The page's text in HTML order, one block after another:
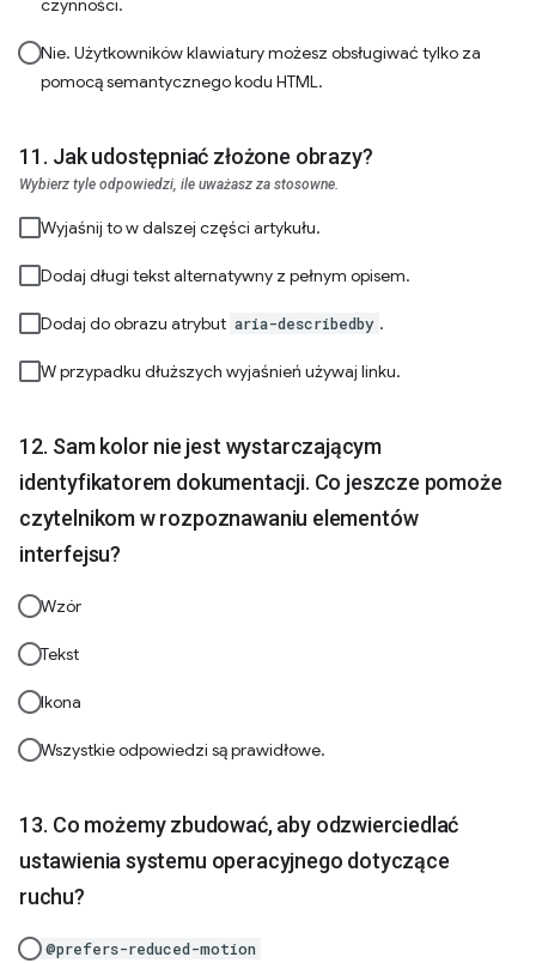
czynności.
Nie. Użytkowników klawiatury możesz obsługiwać tylko za
pomocą semantycznego kodu HTML.
Jak udostępniać złożone obrazy?
Wybierz tyle odpowiedzi, ile uważasz za stosowne.
Wyjaśnij to w dalszej części artykułu.
Dodaj długi tekst alternatywny z pełnym opisem.
Dodaj do obrazu atrybut aria-describedby .
W przypadku dłuższych wyjaśnień używaj linku.
Sam kolor nie jest wystarczającym
identyfikatorem dokumentacji. Co jeszcze pomoże
czytelnikom w rozpoznawaniu elementów
interfejsu?
Wzór
Tekst
Ikona
Wszystkie odpowiedzi są prawidłowe.
Co możemy zbudować, aby odzwierciedlać
ustawienia systemu operacyjnego dotyczące
ruchu?
@prefers-reduced-motion